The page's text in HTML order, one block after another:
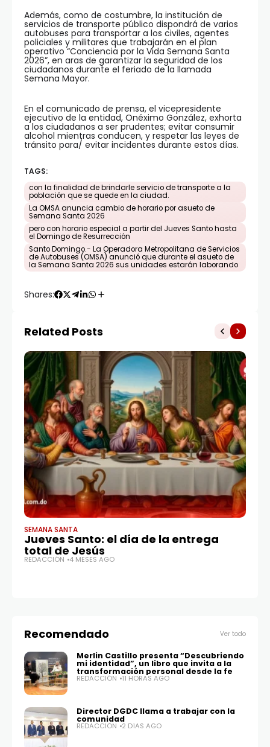
Además, como de costumbre, la institución de
servicios de transporte público dispondrá de varios
autobuses para transportar a los civiles, agentes
policiales y militares que trabajarán en el plan
operativo “Conciencia por la Vida Semana Santa
2026”, en aras de garantizar la seguridad de los
ciudadanos durante el feriado de la llamada
Semana Mayor.
En el comunicado de prensa, el vicepresidente
ejecutivo de la entidad, Onéximo González, exhorta
a los ciudadanos a ser prudentes; evitar consumir
alcohol mientras conducen, y respetar las leyes de
tránsito para/ evitar incidentes durante estos días.
TAGS:
con la finalidad de brindarle servicio de transporte a la
población que se quede en la ciudad.
La OMSA anuncia cambio de horario por asueto de
Semana Santa 2026
pero con horario especial a partir del Jueves Santo hasta
el Domingo de Resurrección
Santo Domingo.- La Operadora Metropolitana de Servicios
de Autobuses (OMSA) anunció que durante el asueto de
la Semana Santa 2026 sus unidades estarán laborando
Shares:
Related Posts
SEMANA SANTA
Jueves Santo: el día de la entrega
total de Jesús
REDACCIÓN 4 MESES AGO
Recomendado Ver todo
Merlin Castillo presenta “Descubriendo
mi identidad”, un libro que invita a la
transformación personal desde la fe
REDACCIÓN 11 HORAS AGO
Director DGDC llama a trabajar con la
comunidad
REDACCIÓN 2 DÍAS AGO